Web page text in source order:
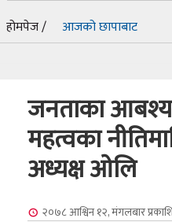
होमपेज / आजको छापाबाट
जनताका
महत्वका
अध्यक्ष ओलि
२०७८ आश्विन १२, मंगलबार